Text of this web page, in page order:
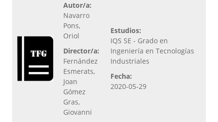
Autor/a:
Navarro
Pons,
Oriol
Director/a:
Fernández
Esmerats,
Joan
Gómez
Gras,
Giovanni
Estudios:
IQS SE - Grado en
Ingeniería en Tecnologías
Industriales
Fecha:
2020-05-29